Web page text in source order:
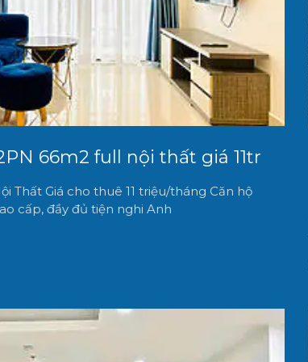
66m2 full nội thất giá 11tr
Thất Giá cho thuê 11 triệu/tháng Căn hộ
cấp, đầy đủ tiện nghi Anh